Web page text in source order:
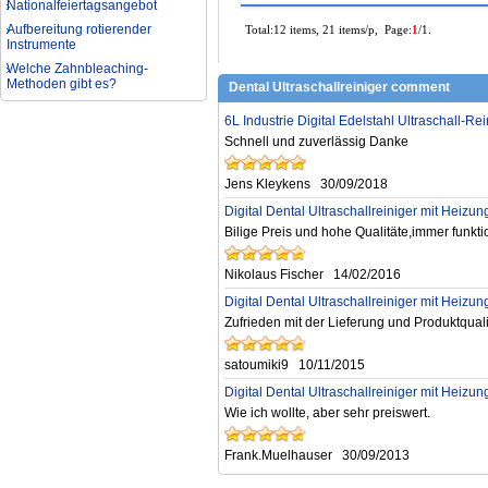
Aufbereitung rotierender
Instrumente
Welche Zahnbleaching-
Methoden gibt es?
Was ist bei der Aufbereitung von
Total:12 items, 21 items/p, Page:1/1.
Dental Ultraschallreiniger comment
6L Industrie Digital Edelstahl Ultraschall-
Schnell und zuverlässig Danke
Jens Kleykens
30/09/2018
Digital Dental Ultraschallreiniger‎ mit
Bilige Preis und hohe Qualitäte,immer
Nikolaus Fischer
14/02/2016
Digital Dental Ultraschallreiniger‎ mit
Zufrieden mit der Lieferung und
satoumiki9
10/11/2015
Digital Dental Ultraschallreiniger‎ mit
Wie ich wollte, aber sehr preiswert.
Frank.Muelhauser 30/09/2013